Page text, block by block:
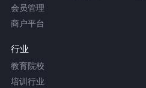
会员管理
商户平台
行业
教育院校
培训行业